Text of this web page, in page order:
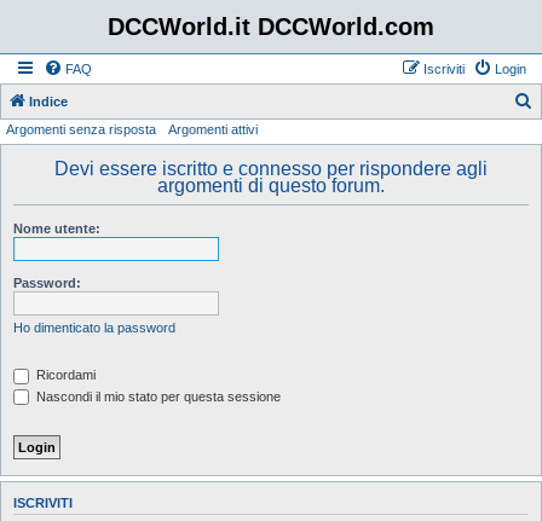
DCCWorld.it DCCWorld.com
FAQ Login
Iscriviti
Indice
Argomenti senza risposta Argomenti attivi
Devi essere iscritto e connesso per rispondere agli
argomenti di questo forum.
Nome utente:
Password:
Ho dimenticato la password
Ricordami
Nascondi il mio stato per questa sessione
ISCRIVITI